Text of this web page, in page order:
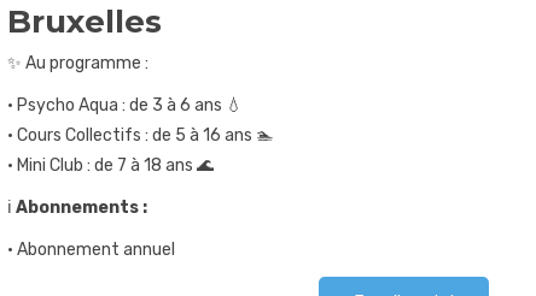
Bruxelles
✨ Au programme :
• Psycho Aqua : de 3 à 6 ans 💧
• Cours Collectifs : de 5 à 16 ans 🏊
• Mini Club : de 7 à 18 ans 🌊
ℹ️ Abonnements :
• Abonnement annuel